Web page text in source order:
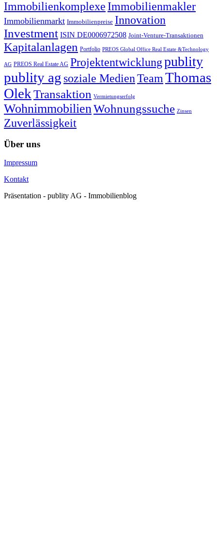
Immobilienkomplexe Immobilienmakler
Immobilienmarkt Immobilienpreise Innovation
Investment ISIN DE0006972508 Joint-Venture-Transaktionen
Kapitalanlagen Portfolio PREOS Global Office Real Estate &Technology
AG PREOS Real Estate AG Projektentwicklungpublity
publity ag soziale MedienTeam Thomas
OlekTransaktion Vermietungserfolg
WohnimmobilienWohnungssuche Zinsen
Zuverlässigkeit
Über uns
Impressum
Kontakt
Präsentation - publity AG - Immobilienblog